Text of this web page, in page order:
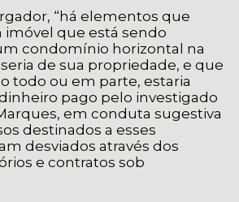
“há elementos que
que está sendo
condomínio horizontal na
de sua propriedade, e que
todo ou em parte, estaria
pago pelo investigado
em conduta sugestiva
destinados a esses
desviados através dos
e contratos sob